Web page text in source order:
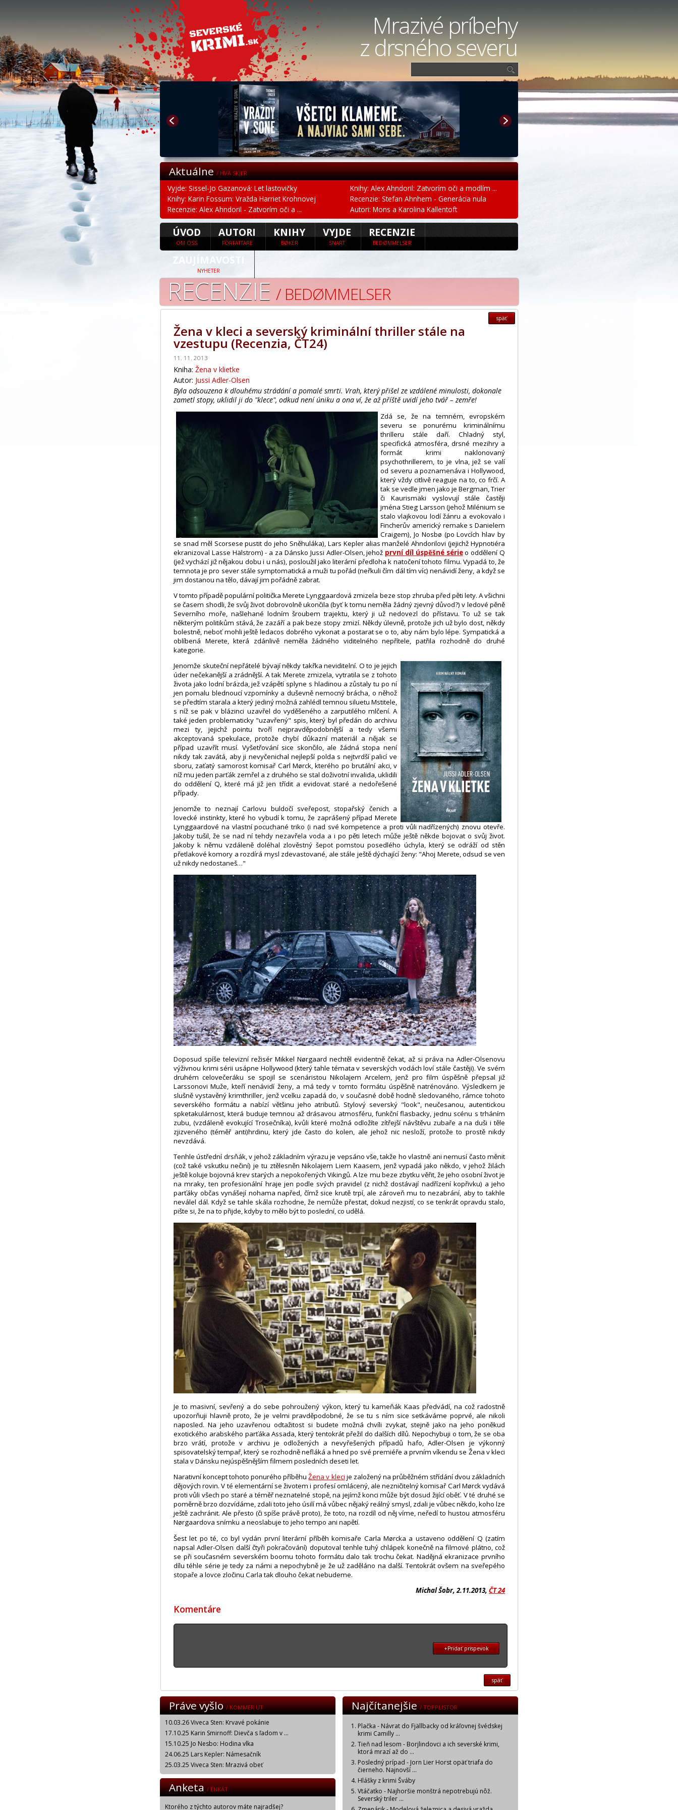
Mrazivé príbehy
z drsného severu
Aktuálne/ HVA SKJER
Vyjde: Sissel-Jo Gazanová: Let lastovičky
Knihy: Karin Fossum: Vražda Harriet Krohnovej
Recenzie: Alex Ahndoril - Zatvorím oči a ...
Knihy: Alex Ahndoril: Zatvorím oči a modlím ...
Recenzie: Stefan Ahnhem - Generácia nula
Autori: Mons a Karolina Kallentoft
ÚVOD
OM OSS
AUTORI
FÖRFATTARE
KNIHY
BØKER
VYJDE
SNART
RECENZIE
BEDØMMELSER
ZAUJÍMAVOSTI
NYHETER
RECENZIE / BEDØMMELSER
späť
Žena v kleci a severský kriminální thriller stále na
vzestupu (Recenzia, ČT24)
11. 11. 2013
Kniha: Žena v klietke
Autor: Jussi Adler-Olsen
Byla odsouzena k dlouhému strádání a pomalé smrti. Vrah, který přišel ze vzdálené minulosti, dokonale
zametl stopy, uklidil ji do "klece", odkud není úniku a ona ví, že až příště uvidí jeho tvář – zemře!
Zdá se, že na temném, evropském
severu se ponurému kriminálnímu
thrilleru stále daří. Chladný styl,
specifická atmosféra, drsné mezihry a
formát krimi naklonovaný
psychothrillerem, to je vlna, jež se valí
od severu a poznamenáva i Hollywood,
který vždy citlivě reaguje na to, co frčí. A
tak se vedle jmen jako je Bergman, Trier
či Kaurismäki vyslovují stále častěji
jména Stieg Larsson (jehož Milénium se
stalo vlajkovou lodí žánru a evokovalo i
Fincherův americký remake s Danielem
Craigem), Jo Nosbø (po Lovcích hlav by
se snad měl Scorsese pustit do jeho Sněhuláka), Lars Kepler alias manželé Ahndorilovi (jejichž Hypnotiéra
ekranizoval Lasse Hälstrom) - a za Dánsko Jussi Adler-Olsen, jehož první díl úspěšné sérieo oddělení Q
(jež vychází již nějakou dobu i u nás), posloužil jako literární předloha k natočení tohoto filmu. Vypadá to, že
temnota je pro sever stále symptomatická a muži tu pořád (neřkuli čím dál tím víc) nenávidí ženy, a když se
jim dostanou na tělo, dávají jim pořádně zabrat.
V tomto případě populární politička Merete Lynggaardová zmizela beze stop zhruba před pěti lety. A všichni
se časem shodli, že svůj život dobrovolně ukončila (byť k tomu neměla žádný zjevný důvod?) v ledové pěně
Severního moře, našlehané lodním šroubem trajektu, který ji už nedovezl do přístavu. To už se tak
některým politikům stává, že zazáří a pak beze stopy zmizí. Někdy úlevně, protože jich už bylo dost, někdy
bolestně, neboť mohli ještě ledacos dobrého vykonat a postarat se o to, aby nám bylo lépe. Sympatická a
oblíbená Merete, která zdánlivě neměla žádného viditelného nepřítele, patřila rozhodně do druhé
kategorie.
Jenomže skuteční nepřátelé bývají někdy takřka neviditelní. O to je jejich
úder nečekanější a zrádnější. A tak Merete zmizela, vytratila se z tohoto
života jako lodní brázda, jež vzápětí splyne s hladinou a zůstaly tu po ní
jen pomalu blednoucí vzpomínky a duševně nemocný brácha, o něhož
se předtím starala a který jediný možná zahlédl temnou siluetu Mstitele,
s níž se pak v blázinci uzavřel do vyděšeného a zarputilého mlčení. A
také jeden problematicky "uzavřený" spis, který byl předán do archivu
mezi ty, jejichž pointu tvoří nejpravděpodobnější a tedy všemi
akceptovaná spekulace, protože chybí důkazní materiál a nějak se
případ uzavřít musí. Vyšetřování sice skončilo, ale žádná stopa není
nikdy tak zavátá, aby ji nevyčenichal nejlepší polda s nejtvrdší palicí ve
sboru, zaťatý samorost komisař Carl Mørck, kterého po brutální akci, v
níž mu jeden parťák zemřel a z druhého se stal doživotní invalida, uklidili
do oddělení Q, které má již jen třídit a evidovat staré a nedořešené
případy.
Jenomže to neznají Carlovu buldočí sveřepost, stopařský čenich a
lovecké instinkty, které ho vybudí k tomu, že zaprášený případ Merete
Lynggaardové na vlastní pocuchané triko (i nad své kompetence a proti vůli nadřízených) znovu otevře.
Jakoby tušil, že se nad ní tehdy nezavřela voda a i po pěti letech může ještě někde bojovat o svůj život.
Jakoby k němu vzdáleně doléhal zlověstný šepot pomstou posedlého úchyla, který se odráží od stěn
přetlakové komory a rozdírá mysl zdevastované, ale stále ještě dýchající ženy: "Ahoj Merete, odsud se ven
už nikdy nedostaneš…"
Doposud spíše televizní režisér Mikkel Nørgaard nechtěl evidentně čekat, až si práva na Adler-Olsenovu
výživnou krimi sérii usápne Hollywood (který tahle témata v severských vodách loví stále častěji). Ve svém
druhém celovečeráku se spojil se scenáristou Nikolajem Arcelem, jenž pro film úspěšně přepsal již
Larssonovi Muže, kteří nenávidí ženy, a má tedy v tomto formátu úspěšně natrénováno. Výsledkem je
slušně vystavěný krimthriller, jenž vcelku zapadá do, v současné době hodně sledovaného, rámce tohoto
severského formátu a nabízí většinu jeho atributů. Stylový severský "look", neučesanou, autentickou
spketakulárnost, která buduje temnou až drásavou atmosféru, funkční flasbacky, jednu scénu s trháním
zubu, (vzdáleně evokující Trosečníka), kvůli které možná odložíte zítřejší návštěvu zubaře a na duši i těle
zjizveného (téměř anti)hrdinu, který jde často do kolen, ale jehož nic nesloží, protože to prostě nikdy
nevzdává.
Tenhle ústřední drsňák, v jehož základním výrazu je vepsáno vše, takže ho vlastně ani nemusí často měnit
(což také vskutku nečiní) je tu ztělesněn Nikolajem Liem Kaasem, jenž vypadá jako někdo, v jehož žilách
ještě koluje bojovná krev starých a nepokořených Vikingů. A lze mu beze zbytku věřit, že jeho osobní život je
na mraky, ten profesionální hraje jen podle svých pravidel (z nichž dostávají nadřízení kopřivku) a jeho
parťáky občas vynášejí nohama napřed, čímž sice krutě trpí, ale zároveň mu to nezabrání, aby to takhle
neválel dál. Když se tahle skála rozhodne, že nemůže přestat, dokud nezjistí, co se tenkrát opravdu stalo,
pište si, že na to přijde, kdyby to mělo být to poslední, co udělá.
Je to masivní, sevřený a do sebe pohroužený výkon, který tu kameňák Kaas předvádí, na což radostně
upozorňuji hlavně proto, že je velmi pravděpodobné, že se tu s ním sice setkáváme poprvé, ale nikoli
naposled. Na jeho uzavřenou odtažitost si budete možná chvíli zvykat, stejně jako na jeho poněkud
exotického arabského parťáka Assada, který tentokrát přežil do dalších dílů. Nepochybuji o tom, že se oba
brzo vrátí, protože v archivu je odložených a nevyřešených případů hafo, Adler-Olsen je výkonný
spisovatelský tempař, který se rozhodně nefláká a hned po své premiéře a prvním víkendu se Žena v kleci
stala v Dánsku nejúspěšnějším filmem posledních deseti let.
Narativní koncept tohoto ponurého příběhuŽena v kleci je založený na průběžném střídání dvou základních
dějových rovin. V té elementární se životem i profesí omlácený, ale nezničitelný komisař Carl Mørck vydává
proti vůli všech po staré a téměř neznatelné stopě, na jejímž konci může být dosud žijící oběť. V té druhé se
poměrně brzo dozvídáme, zdali toto jeho úsilí má vůbec nějaký reálný smysl, zdali je vůbec někdo, koho lze
ještě zachránit. Ale přesto (či spíše právě proto), že toto, na rozdíl od něj víme, neředí to hustou atmosféru
Nørgaardova snímku a neoslabuje to jeho tempo ani napětí.
Šest let po té, co byl vydán první literární příběh komisaře Carla Mørcka a ustaveno oddělení Q (zatím
napsal Adler-Olsen další čtyři pokračování) doputoval tenhle tuhý chlápek konečně na filmové plátno, což
se při současném severském boomu tohoto formátu dalo tak trochu čekat. Nadějná ekranizace prvního
dílu téhle série je tedy za námi a nepochybně je že už zaděláno na další. Tentokrát ovšem na sveřepého
stopaře a lovce zločinu Carla tak dlouho čekat nebudeme.
Michal Šobr, 2.11.2013, ČT 24
Komentáre
+Pridať prispevok
späť
Práve vyšlo/ KOMMER UT
10.03.26 Viveca Sten: Krvavé pokánie
17.10.25 Karin Smirnoff: Dievča s ľadom v ...
15.10.25 Jo Nesbo: Hodina vlka
24.06.25 Lars Kepler: Námesačník
25.03.25 Viveca Sten: Mrazivá obeť
Najčítanejšie/ TOPPLISTOR
Plačka - Návrat do Fjällbacky od kráľovnej švédskej
krimi Camilly ...
Tieň nad lesom - Borjlindovci a ich severské krimi,
ktorá mrazí až do ...
Posledný prípad - Jorn Lier Horst opäť triafa do
čierneho. Najnovší ...
Hlášky z krimi Šváby
Vtáčatko - Najhoršie monštrá nepotrebujú nôž.
Severský triler ...
Anketa/ ENKÄT
Ktorého z týchto autorov máte najradšej?